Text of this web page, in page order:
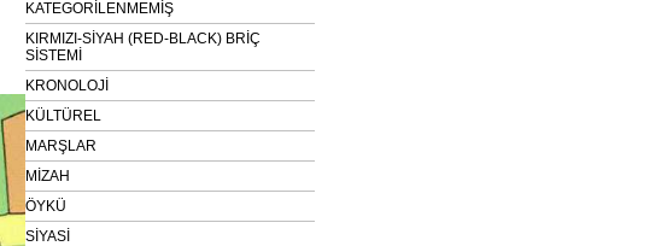
KATEGORİLENMEMİŞ
KIRMIZI-SİYAH (RED-BLACK) BRİÇ
SİSTEMİ
KRONOLOJİ
KÜLTÜREL
MARŞLAR
MİZAH
ÖYKÜ
SİYASİ